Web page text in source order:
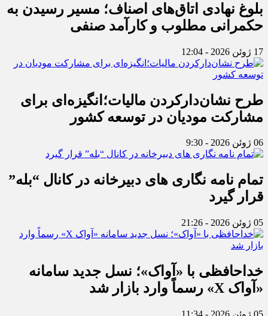
بلوغ نهادی اتاق‌های اصناف؛ مسیر رسیدن به
حکمرانی مطلوب و کارآمد صنفی
17 ژوئن 2026 - 12:04
طرح نشان‌دارکردن مالیات؛انگیزه‌ای برای
مشارکت مودیان در توسعه کشور
06 ژوئن 2026 - 9:30
تمام نامه نگاری های دبیرخانه در کانال “بله”
قرار گیرد
05 ژوئن 2026 - 21:26
خداحافظی با «آواک»؛ نسل جدید سامانه
«آواک X» رسماً وارد بازار شد
05 ژوئن 2026 - 11:34